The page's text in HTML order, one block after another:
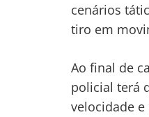
cenários
tiro em
Ao final de
policial terá
velocidade